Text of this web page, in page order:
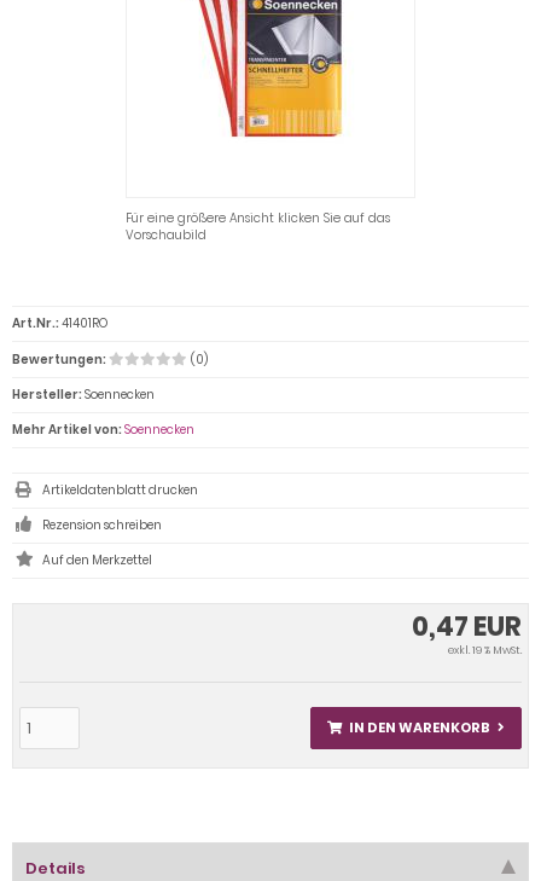
Für eine größere Ansicht klicken Sie auf das
Vorschaubild
0,47 EUR
exkl. 19 % MwSt.
IN DEN WARENKORB
Art.Nr.: 41401RO
Bewertungen:
(0)
Hersteller: Soennecken
Mehr Artikel von: Soennecken
Artikeldatenblatt drucken
Rezension schreiben
Details